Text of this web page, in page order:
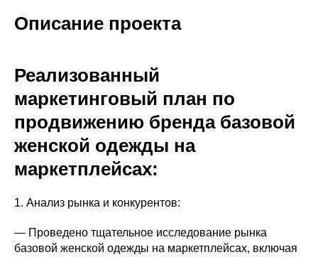
Описание проекта
Реализованный
маркетинговый план по
продвижению бренда базовой
женской одежды на
маркетплейсах:
1. Анализ рынка и конкурентов:
— Проведено тщательное исследование рынка
базовой женской одежды на маркетплейсах, включая